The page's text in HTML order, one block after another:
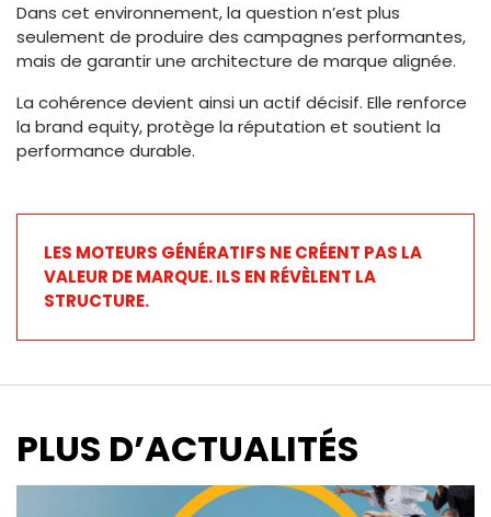
LES MOTEURS GÉNÉRATIFS NE CRÉENT PAS LA
VALEUR DE MARQUE. ILS EN RÉVÈLENT LA
STRUCTURE.
Dans cet environnement, la question n’est plus
seulement de produire des campagnes performantes,
mais de garantir une architecture de marque alignée.
La cohérence devient ainsi un actif décisif. Elle renforce
la brand equity, protège la réputation et soutient la
performance durable.
PLUS D’ACTUALITÉS